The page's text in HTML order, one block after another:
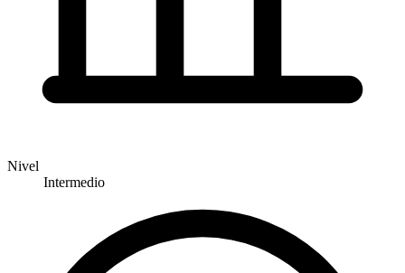
Nivel
Intermedio